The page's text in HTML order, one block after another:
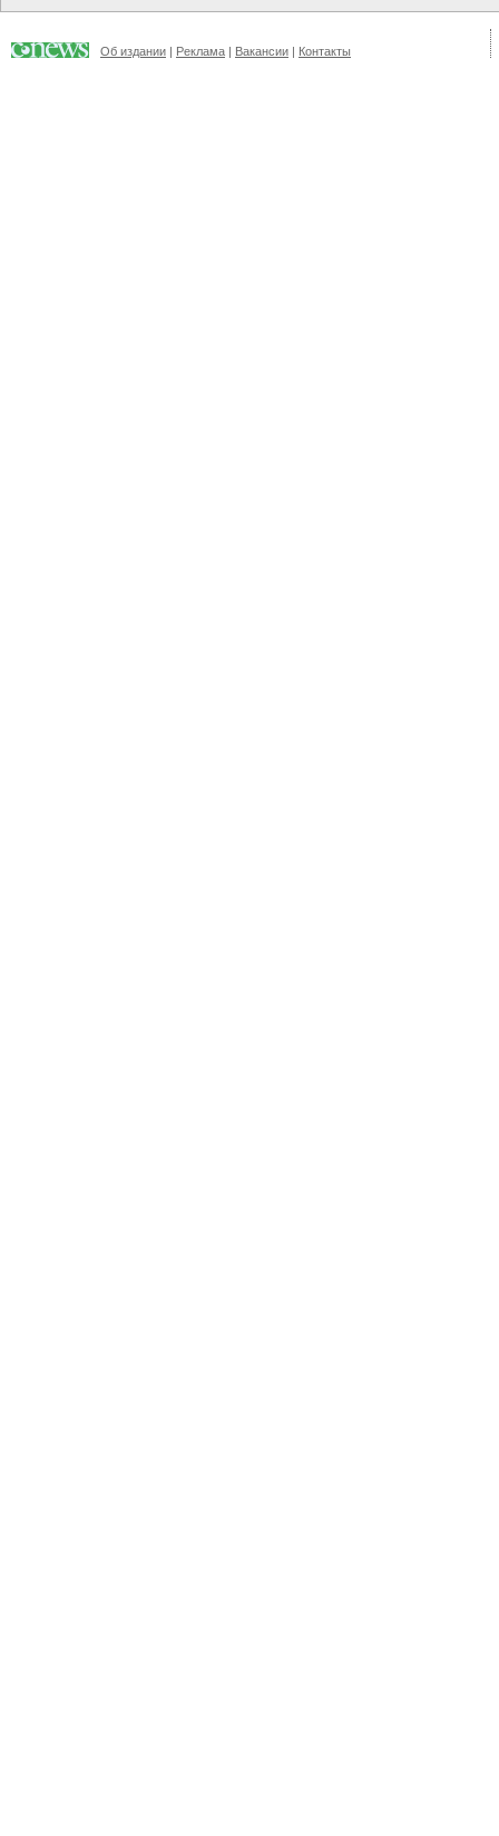
Об издании | Реклама | Вакансии | Контакты